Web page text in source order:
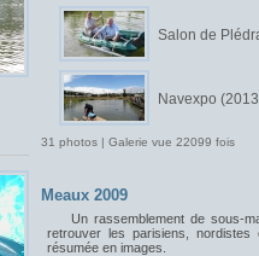
Salon de
Navexpo
31 photos | Galerie vue 22099 fois
Meaux 2009
Un rassemblement de sous-
retrouver les parisiens,
résumée en images.